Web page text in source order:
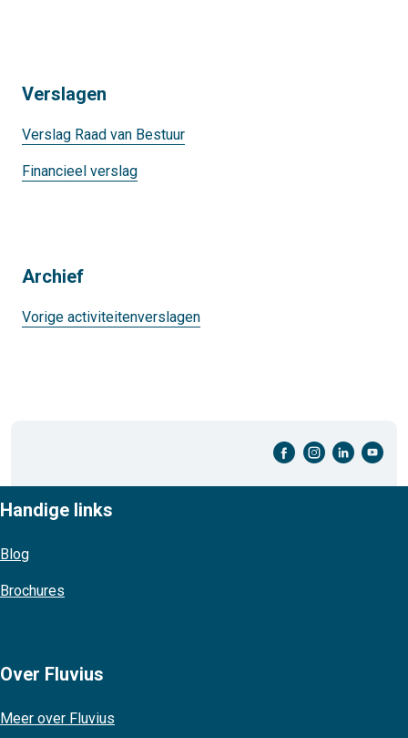
Verslagen
Verslag Raad van Bestuur
Financieel verslag
Archief
Vorige activiteitenverslagen
facebook-cirkel instagram-cirkel linkedin-cirkel youtube-cirkel
Handige links
Blog
Brochures
Over Fluvius
Meer over Fluvius